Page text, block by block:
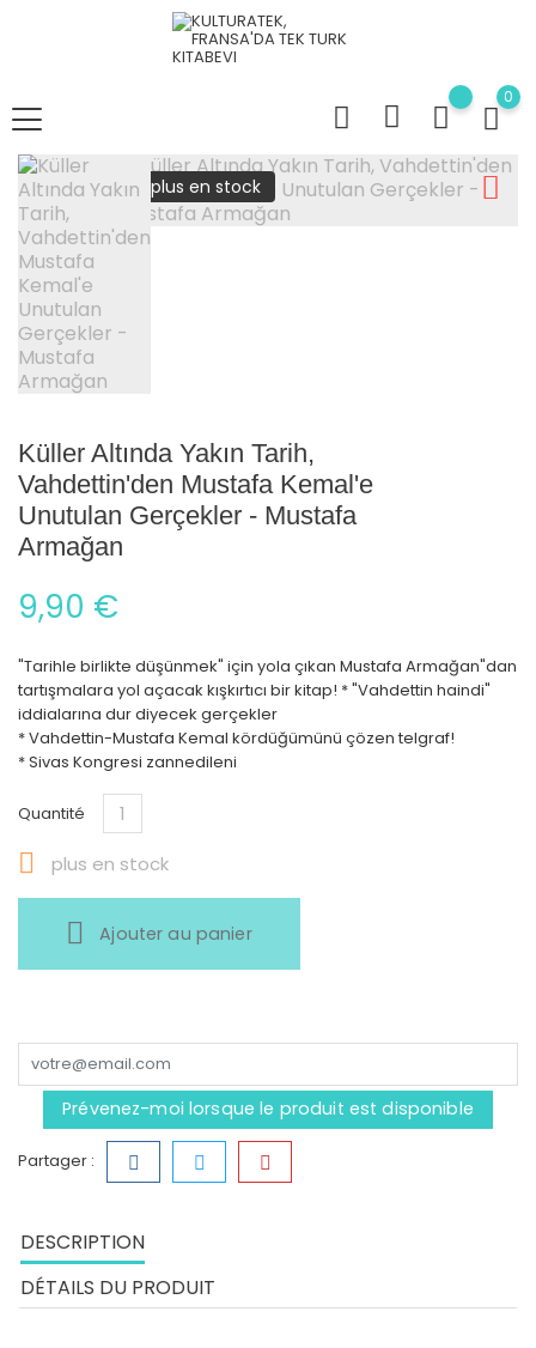
0
plus en stock
Küller Altında Yakın Tarih,
Vahdettin'den Mustafa Kemal'e
Unutulan Gerçekler - Mustafa
Armağan
9,90 €
"Tarihle birlikte düşünmek" için yola çıkan Mustafa Armağan"dan
tartışmalara yol açacak kışkırtıcı bir kitap! * "Vahdettin haindi"
iddialarına dur diyecek gerçekler
* Vahdettin-Mustafa Kemal kördüğümünü çözen telgraf!
* Sivas Kongresi zannedileni
Quantité
 plus en stock
Ajouter au panier
Prévenez-moi lorsque le produit est disponible
Partager :
DESCRIPTION
DÉTAILS DU PRODUIT